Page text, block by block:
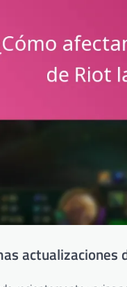
actualizaciones